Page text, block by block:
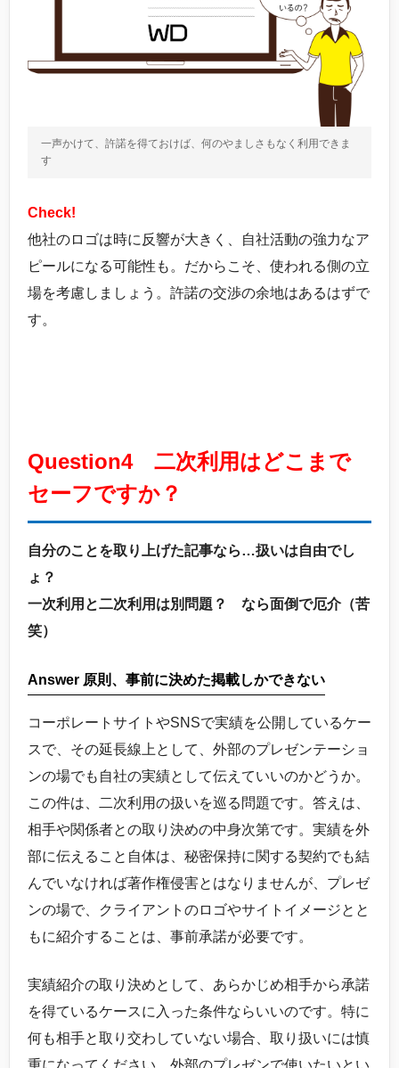
一声かけて、許諾を得ておけば、何のやましさもなく利用できま
す
Check!
他社のロゴは時に反響が大きく、自社活動の強力なア
ピールになる可能性も。だからこそ、使われる側の立
場を考慮しましょう。許諾の交渉の余地はあるはずで
す。
Question4 二次利用はどこまで
セーフですか？
自分のことを取り上げた記事なら…扱いは自由でし
ょ？
一次利用と二次利用は別問題？ なら面倒で厄介（苦
笑）
Answer 原則、事前に決めた掲載しかできない
コーポレートサイトやSNSで実績を公開しているケー
スで、その延長線上として、外部のプレゼンテーショ
ンの場でも自社の実績として伝えていいのかどうか。
この件は、二次利用の扱いを巡る問題です。答えは、
相手や関係者との取り決めの中身次第です。実績を外
部に伝えること自体は、秘密保持に関する契約でも結
んでいなければ著作権侵害とはなりませんが、プレゼ
ンの場で、クライアントのロゴやサイトイメージとと
もに紹介することは、事前承諾が必要です。
実績紹介の取り決めとして、あらかじめ相手から承諾
を得ているケースに入った条件ならいいのです。特に
何も相手と取り交わしていない場合、取り扱いには慎